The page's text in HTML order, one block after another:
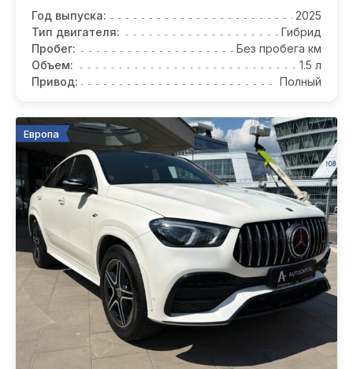
Год выпуска:
2025
Тип двигателя:
Гибрид
Пробег:
Без пробега км
Объем:
1.5 л
Привод:
Полный
Европа